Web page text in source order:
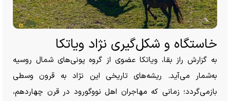
خاستگاه و شکل‌گیری نژاد ویاتکا
به گزارش راز بقا، ویاتکا عضوی از گروه پونی‌های شمال روسیه
به‌شمار می‌آید. ریشه‌های تاریخی این نژاد به قرون وسطی
بازمی‌گردد؛ زمانی که مهاجران اهل نووگورود در قرن چهاردهم،